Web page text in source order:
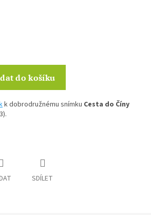
do košíku
k dobrodružnému snímku Cesta do Číny
SDÍLET